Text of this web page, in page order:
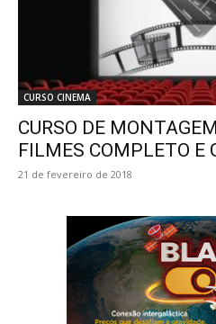
CURSO CINEMA
CURSO DE
FILMES COMPLETO E
21 de fevereiro de 2018